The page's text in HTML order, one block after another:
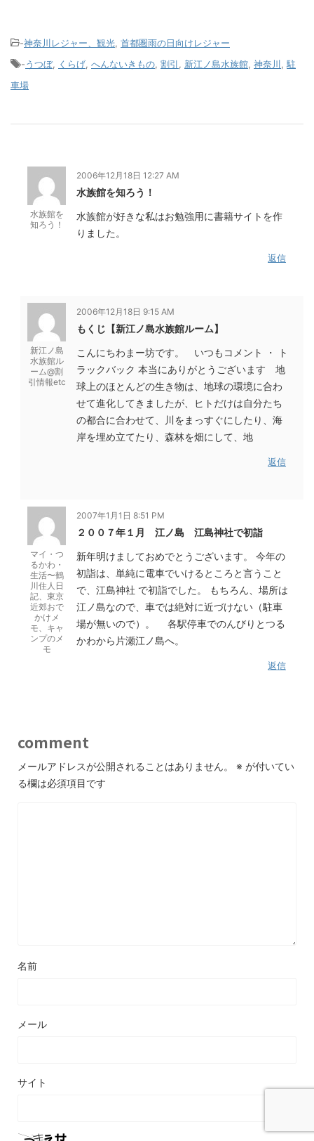
-神奈川レジャー、観光 首都圏雨の日向けレジャー
-うつぼ, くらげ へんないきもの 割引 新江ノ島水族館 神奈川
駐
車場
水族館を
知ろう！
2006年12月18日 12:27 AM
水族館を知ろう！
水族館が好きな私はお勉強用に書籍サイトを作
りました。
返信
新江ノ島
水族館ル
ーム@割
引情報etc
2006年12月18日 9:15 AM
もくじ【新江ノ島水族館ルーム】
こんにちわまー坊です。 いつもコメント ・ ト
ラックバック 本当にありがとうございます 地
球上のほとんどの生き物は、地球の環境に合わ
せて進化してきましたが、ヒトだけは自分たち
の都合に合わせて、川をまっすぐにしたり、海
岸を埋め立てたり、森林を畑にして、地
返信
マイ・つ
るかわ・
生活〜鶴
川住人日
記、東京
近郊おで
かけメ
モ、キャ
ンプのメ
モ
2007年1月1日 8:51 PM
２００７年１月 江ノ島 江島神社で初詣
新年明けましておめでとうございます。 今年の
初詣は、単純に電車でいけるところと言うこと
で、江島神社 で初詣でした。 もちろん、場所は
江ノ島なので、車では絶対に近づけない（駐車
場が無いので）。 各駅停車でのんびりとつる
かわから片瀬江ノ島へ。
返信
comment
メールアドレスが公開されることはありません。 ※ が付いてい
る欄は必須項目です
名前
メール
サイト